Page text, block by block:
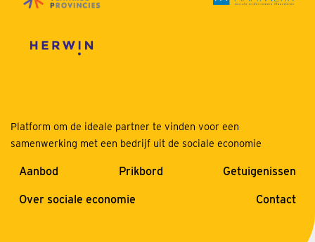
Platform om de ideale partner te vinden voor een
samenwerking met een bedrijf uit de sociale economie
Aanbod Prikbord Getuigenissen
Over sociale economie Contact